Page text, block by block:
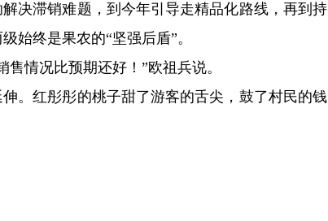
决滞销难题，到今年引导走精品化路线，再到持
始终是果农的“坚强后盾”。
情况比预期还好！”欧祖兵说。
。红彤彤的桃子甜了游客的舌尖，鼓了村民的钱